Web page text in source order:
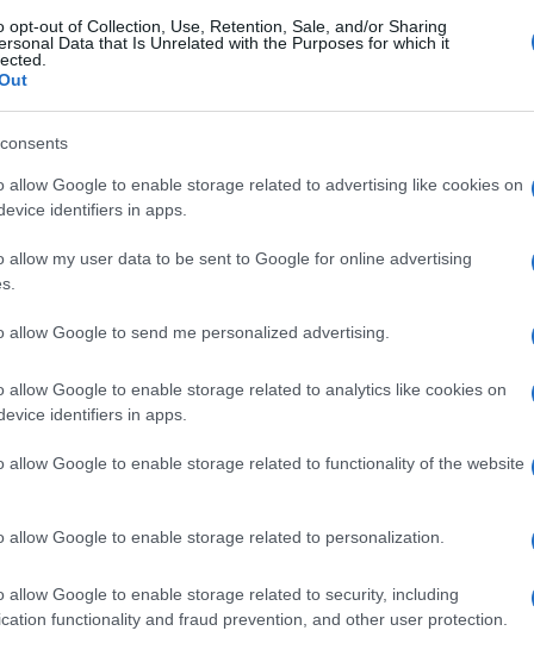
opt-out of Collection, Use, Retention, Sale, and/or Sharing
Data that Is Unrelated with the Purposes for which it
allow Google to enable storage related to advertising like cookies on
identifiers in apps.
allow my user data to be sent to Google for online advertising
allow Google to send me personalized advertising.
allow Google to enable storage related to analytics like cookies on
identifiers in apps.
allow Google to enable storage related to functionality of the website
allow Google to enable storage related to personalization.
allow Google to enable storage related to security, including
functionality and fraud prevention, and other user protection.
a njezine su veličine još manje od drugih
s nižim cijenama, ali i lošijom kvalitetom.
hlače i kožu. Tu je i L.O.G.G je posvećen
često ćete dobiti prekrasnu odjeću na
u internetskoj trgovini možete pronaći
su upravo sve počistile i posložile odjeću.
vam pomogne. Također, nema reda za kabine.
no zato se dobre stvari vrlo brzo prodaju.
poput dolčevite za jesen već u kolovozu.
dobiva u velikim količinama,prenosi Jutarnji.